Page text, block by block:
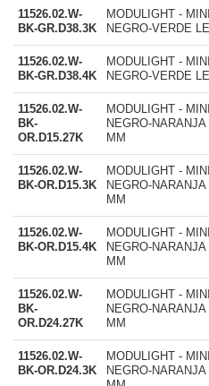
11526.02.W-
BK-GR.D38.3K
MODULIGHT -
NEGRO-VERDE
11526.02.W-
BK-GR.D38.4K
MODULIGHT -
NEGRO-VERDE
11526.02.W-
BK-
OR.D15.27K
MODULIGHT -
NEGRO-
MM
11526.02.W-
BK-OR.D15.3K
MODULIGHT -
NEGRO-
MM
11526.02.W-
BK-OR.D15.4K
MODULIGHT -
NEGRO-
MM
11526.02.W-
BK-
OR.D24.27K
MODULIGHT -
NEGRO-
MM
11526.02.W-
BK-OR.D24.3K
MODULIGHT -
NEGRO-